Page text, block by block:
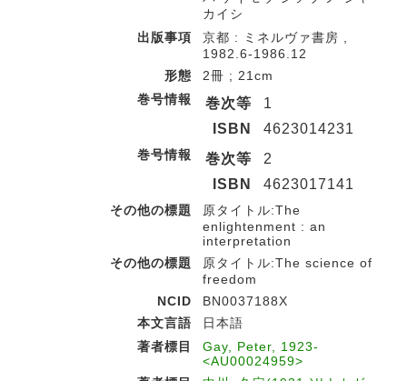
カイシ
出版事項
京都 : ミネルヴァ書房 ,
1982.6-1986.12
形態
2冊 ; 21cm
巻号情報
巻次等
1
ISBN
4623014231
巻号情報 巻次等
2
ISBN
4623017141
その他の標題
原タイトル:The
enlightenment : an
interpretation
その他の標題
原タイトル:The science of
freedom
NCID
BN0037188X
本文言語
日本語
著者標目
Gay, Peter, 1923-
<AU00024959>